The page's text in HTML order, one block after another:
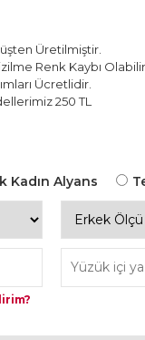
Üretilmiştir.
Renk Kaybı Olabilir.
Ücretlidir.
250 TL
150 TL
Kadın Alyans